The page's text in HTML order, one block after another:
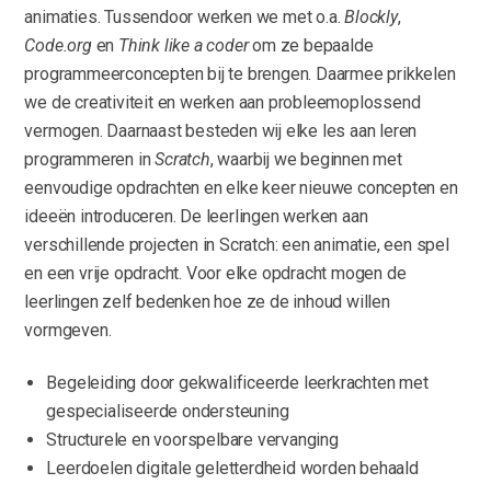
animaties. Tussendoor werken we met o.a.Blockly,
Code.orgen Think like a coderom ze bepaalde
programmeerconcepten bij te brengen. Daarmee prikkelen
we de creativiteit en werken aan probleemoplossend
vermogen. Daarnaast besteden wij elke les aan leren
programmeren inScratch, waarbij we beginnen met
eenvoudige opdrachten en elke keer nieuwe concepten en
ideeën introduceren. De leerlingen werken aan
verschillende projecten in Scratch: een animatie, een spel
en een vrije opdracht. Voor elke opdracht mogen de
leerlingen zelf bedenken hoe ze de inhoud willen
vormgeven.
Begeleiding door gekwalificeerde leerkrachten met
gespecialiseerde ondersteuning
Structurele en voorspelbare vervanging
Leerdoelen digitale geletterdheid worden behaald